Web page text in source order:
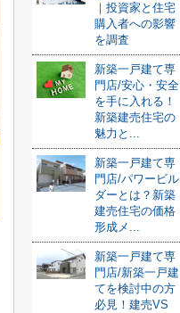
｜投資家と住宅
購入者への影響
を調査
新築一戸建て専
門店/安心・安全
を手に入れる！
新築建売住宅の
魅力と...
新築一戸建て専
門店/パワービル
ダーとは？新築
建売住宅の価格
形成メ...
新築一戸建て専
門店/新築一戸建
てを検討中の方
必見！建売VS